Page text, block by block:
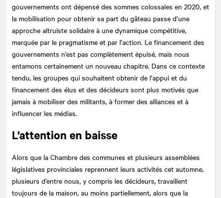
gouvernements ont dépensé des sommes colossales en 2020, et
la mobilisation pour obtenir sa part du gâteau passe d’une
approche altruiste solidaire à une dynamique compétitive,
marquée par le pragmatisme et par l’action. Le financement des
gouvernements n’est pas complètement épuisé, mais nous
entamons certainement un nouveau chapitre. Dans ce contexte
tendu, les groupes qui souhaitent obtenir de l’appui et du
financement des élus et des décideurs sont plus motivés que
jamais à mobiliser des militants, à former des alliances et à
influencer les médias.
L’attention en baisse
Alors que la Chambre des communes et plusieurs assemblées
législatives provinciales reprennent leurs activités cet automne,
plusieurs d’entre nous, y compris les décideurs, travaillent
toujours de la maison, au moins partiellement, alors que la